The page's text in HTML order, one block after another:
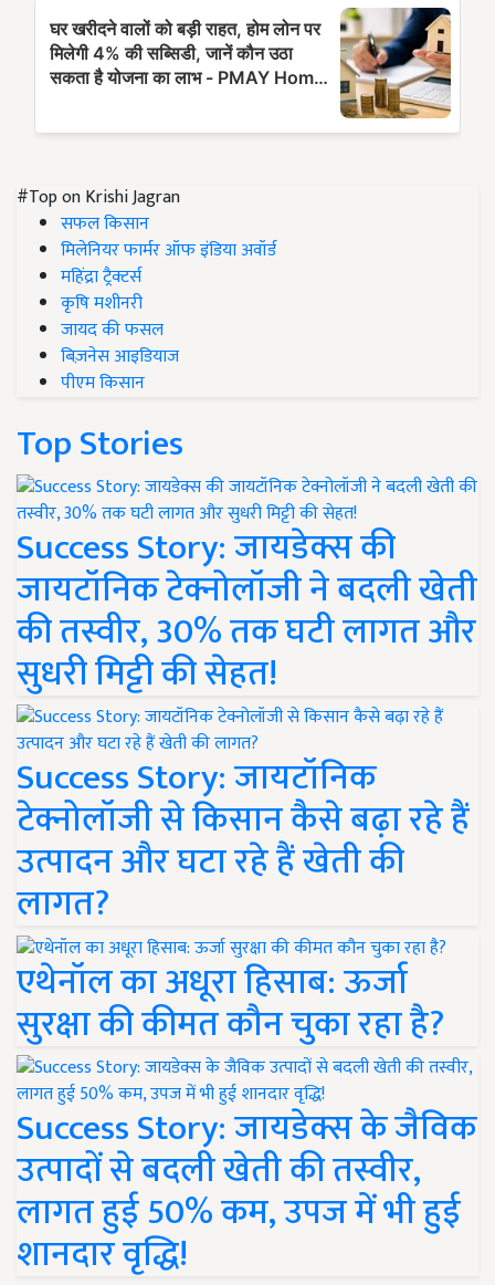
#Top on Krishi Jagran
सफल किसान
मिलेनियर फार्मर ऑफ इंडिया अवॉर्ड
महिंद्रा ट्रैक्टर्स
कृषि मशीनरी
जायद की फसल
बिज़नेस आइडियाज
पीएम किसान
Top Stories
Success Story: जायडेक्स की
जायटॉनिक टेक्नोलॉजी ने बदली खेती
की तस्वीर, 30% तक घटी लागत और
सुधरी मिट्टी की सेहत!
Success Story: जायटॉनिक
टेक्नोलॉजी से किसान कैसे बढ़ा रहे हैं
उत्पादन और घटा रहे हैं खेती की
लागत?
एथेनॉल का अधूरा हिसाब: ऊर्जा
सुरक्षा की कीमत कौन चुका रहा है?
Success Story: जायडेक्स के जैविक
उत्पादों से बदली खेती की तस्वीर,
लागत हुई 50% कम, उपज में भी हुई
शानदार वृद्धि!